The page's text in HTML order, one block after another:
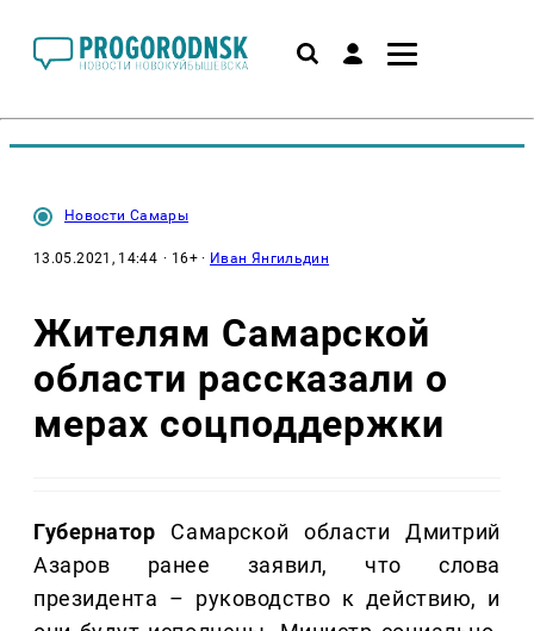
Новости Самары
13.05.2021, 14:44 · 16+ · Иван Янгильдин
Жителям Самарской
области рассказали о
мерах соцподдержки
Губернатор Самарской области Дмитрий
Азаров ранее заявил, что слова
президента – руководство к действию, и